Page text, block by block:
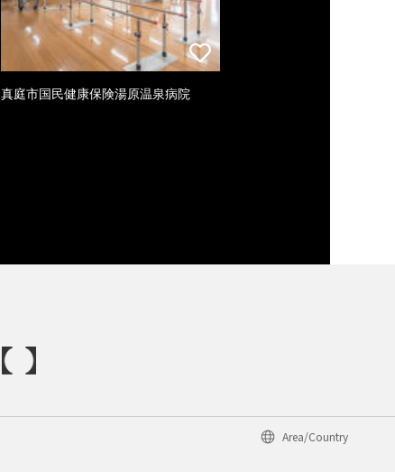
真庭市国民健康保険湯原温泉病院
Area/Country